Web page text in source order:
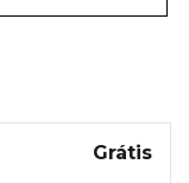
Grátis